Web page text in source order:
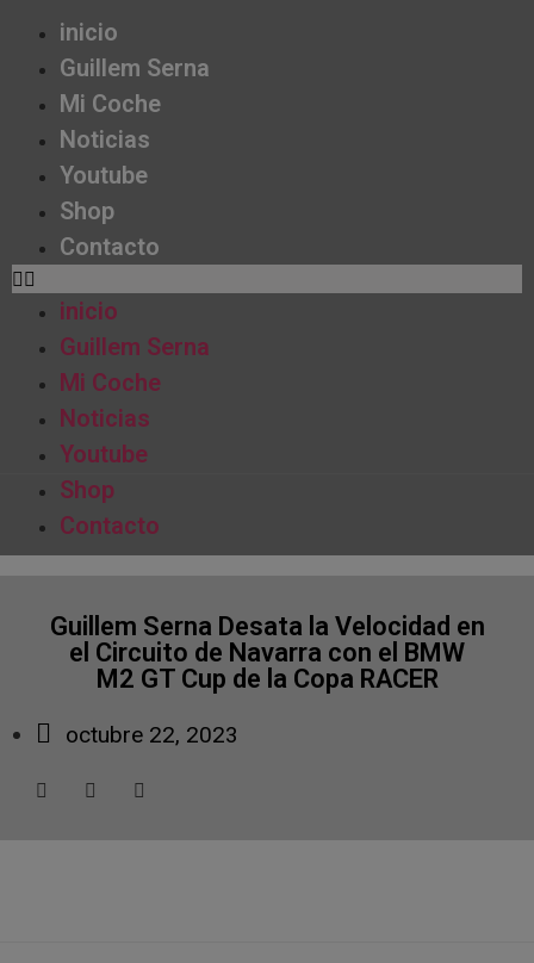
inicio
Guillem Serna
Mi Coche
Noticias
Youtube
Shop
Contacto
inicio
Guillem Serna
Mi Coche
Noticias
Youtube
Shop
Contacto
Guillem Serna Desata la Velocidad en
el Circuito de Navarra con el BMW
M2 GT Cup de la Copa RACER
octubre 22, 2023